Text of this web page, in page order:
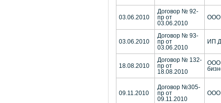
03.06.2010
Договор № 92-
пр от
03.06.2010
ООО
03.06.2010
Договор № 93-
пр от
03.06.2010
ИП
18.08.2010
Договор № 132-
пр от
18.08.2010
ООО
09.11.2010
Договор №305-
пр от
09.11.2010
ООО